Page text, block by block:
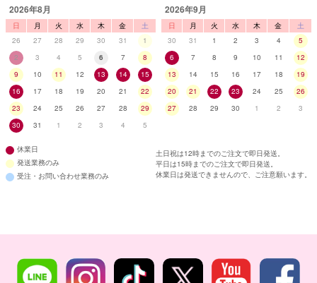
2026年8月
日 月 火 水 木 金
土
26
27 28 29 30 31
1
2
3 4 5 6 7
8
9
10 11 12 13 14
15
16
17 18 19 20 21
22
23
24 25 26 27 28
29
30
31 1 2 3 4 5
2026年9月
日 月 火 水 木 金
土
30
31 1 2 3 4
5
6
7 8 9 10 11
12
13
14 15 16 17 18
19
20
21 22 23 24 25
26
27
28 29 30 1 2 3
休業日
発送業務のみ
受注・お問い合わせ業務のみ
土日祝は12時までのご注文で即日発送。
平日は15時までのご注文で即日発送。
休業日は発送できませんので、ご注意願います。